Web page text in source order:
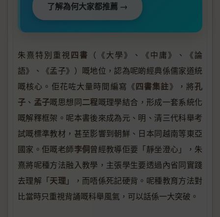
了解為何大家都推薦 →
朱熹特別重視四書 （《大學》、《中庸》、《論
語》、《孟子》）嘅地位，認為呢啲經典係儒家道統
嘅核心。佢花咗大量時間編寫《四書集註》，將孔
子 、 孟子嘅思想同二程嘅理學結合，形成一套系統化
嘅解釋框架。呢本書後來成為元、明、清三代科舉考
試嘅標準教材，甚至影響到朝鮮、日本同越南等東亞
國家。佢嘅老師李侗曾經教導佢要「靜坐澄心」，朱
熹將呢種方法融入教學，主張學生要透過內省同實踐
去理解「天理」，而唔係死記硬背。呢種教育方法對
比當時只重視背誦嘅科舉風氣，可以話係一大突破。